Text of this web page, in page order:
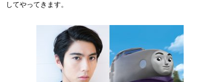
してやってきます。